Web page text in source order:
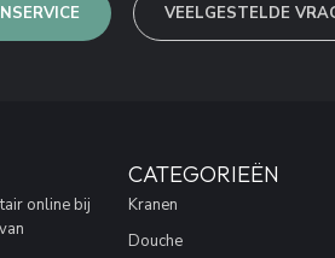
VEELGESTELDE
online bij
CATEGORIEËN
Kranen
Douche